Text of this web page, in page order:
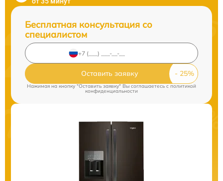
Бесплатная консультация со
специалистом
Оставить заявку
Нажимая на кнопку "Оставить заявку" Вы соглашаетесь c политикой
конфиденциальности